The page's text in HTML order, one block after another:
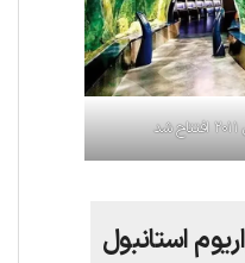
استانبول